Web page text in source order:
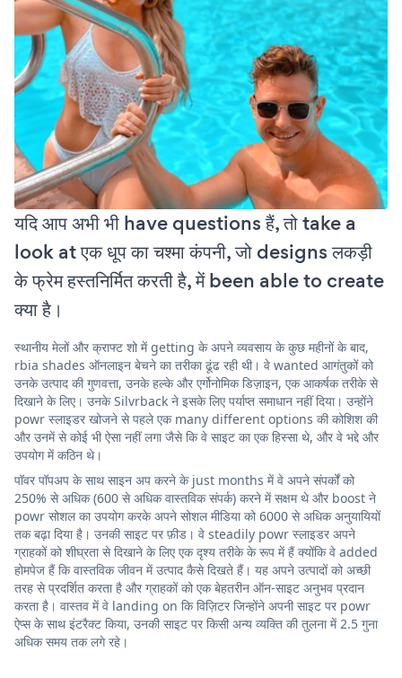
यदि आप अभी भी have questions हैं, तो take a
look at एक धूप का चश्मा कंपनी, जो designs लकड़ी
के फ्रेम हस्तनिर्मित करती है, में been able to create
क्या है।
स्थानीय मेलों और क्राफ्ट शो में getting के अपने व्यवसाय के कुछ महीनों के बाद,
rbia shades ऑनलाइन बेचने का तरीका ढूंढ रही थी। वे wanted आगंतुकों को
उनके उत्पाद की गुणवत्ता, उनके हल्के और एर्गोनोमिक डिज़ाइन, एक आकर्षक तरीके से
दिखाने के लिए। उनके Silvrback ने इसके लिए पर्याप्त समाधान नहीं दिया। उन्होंने
powr स्लाइडर खोजने से पहले एक many different options की कोशिश की
और उनमें से कोई भी ऐसा नहीं लगा जैसे कि वे साइट का एक हिस्सा थे, और वे भद्दे और
उपयोग में कठिन थे।
पॉवर पॉपअप के साथ साइन अप करने के just months में वे अपने संपर्कों को
250% से अधिक (600 से अधिक वास्तविक संपर्क) करने में सक्षम थे और boost ने
powr सोशल का उपयोग करके अपने सोशल मीडिया को 6000 से अधिक अनुयायियों
तक बढ़ा दिया है। उनकी साइट पर फ़ीड। वे steadily powr स्लाइडर अपने
ग्राहकों को शीघ्रता से दिखाने के लिए एक दृश्य तरीके के रूप में हैं क्योंकि वे added
होमपेज हैं कि वास्तविक जीवन में उत्पाद कैसे दिखते हैं। यह अपने उत्पादों को अच्छी
तरह से प्रदर्शित करता है और ग्राहकों को एक बेहतरीन ऑन-साइट अनुभव प्रदान
करता है। वास्तव में वे landing on कि विज़िटर जिन्होंने अपनी साइट पर powr
ऐप्स के साथ इंटरैक्ट किया, उनकी साइट पर किसी अन्य व्यक्ति की तुलना में 2.5 गुना
अधिक समय तक लगे रहे।